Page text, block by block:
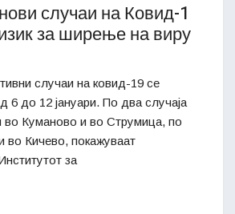
случаи на Ковид-1
за ширење на виру
случаи на ковид-19 се
6 до 12 јануари. По два случаја
во Куманово и во Струмица, по
во Кичево, покажуваат
за